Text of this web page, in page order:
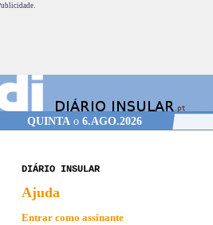
QUINTA o 6.AGO.2026
DIÁRIO INSULAR
Ajuda
Entrar como assinante